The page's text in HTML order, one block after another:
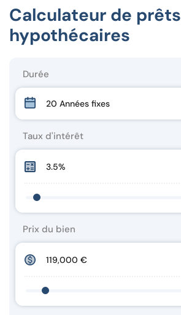
Calculateur de prêts
hypothécaires
Durée
20 Années fixes
Taux d'intérêt
Prix du bien